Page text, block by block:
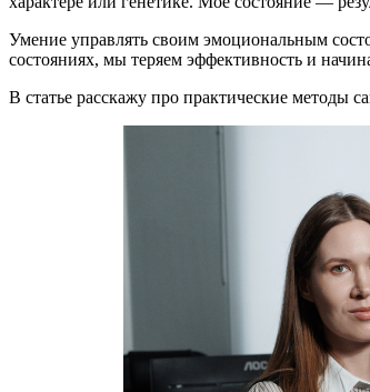
Умение управлять своим эмоциональным
состояниях, мы теряем эффективность и
В статье расскажу про практические